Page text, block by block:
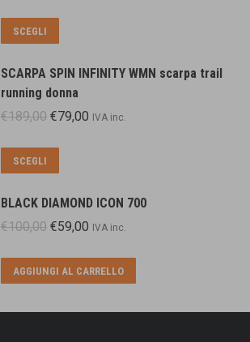
SCEGLI
prodotto
ha
Le
scelte
nella
del
prodotto
SCARPA SPIN INFINITY WMN scarpa trail
running donna
€189,00 Il
era:
€79,00 IlIVA inc.
SCEGLI
prodotto
ha
varianti.
opzioni
essere
BLACK DIAMOND ICON 700
€100,00 Il
originale
era:
€59,00 Il
attuale
è:
IVA inc.
AGGIUNGI AL CARRELLO